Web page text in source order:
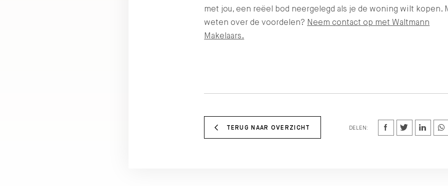
met jou, een reëel bod neergelegd als je de woning wilt kopen.
weten over de voordelen? Neem contact op met Waltmann
Makelaars.
DELEN:
TERUG NAAR OVERZICHT